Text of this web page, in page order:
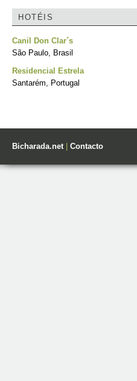
HOTÉIS
Canil Don Clar´s
São Paulo, Brasil
Residencial Estrela
Santarém, Portugal
Bicharada.net| Contacto